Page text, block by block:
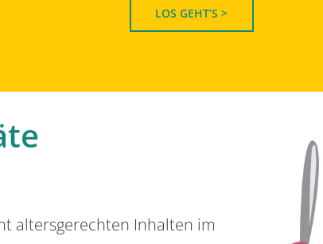
LOS GEHT’S >
altersgerechten Inhalten im